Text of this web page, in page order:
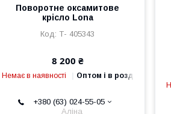
Поворотне оксамитове
крісло Lona
Т- 405343
8 200 ₴
Немає в наявності Оптом і в роздріб
+380 (63) 024-55-05
Аліна